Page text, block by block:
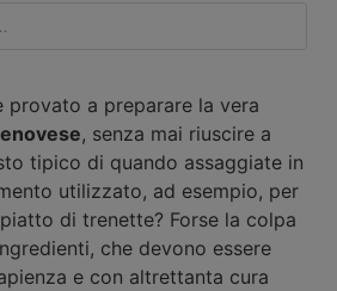
provato a preparare la vera
, senza mai riuscire a
tipico di quando assaggiate in
utilizzato, ad esempio, per
di trenette? Forse la colpa
che devono essere
e con altrettanta cura